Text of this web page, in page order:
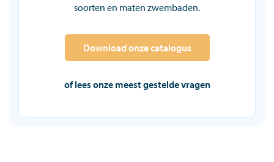
soorten en maten zwembaden.
Download onze catalogus
of lees onze meest gestelde vragen